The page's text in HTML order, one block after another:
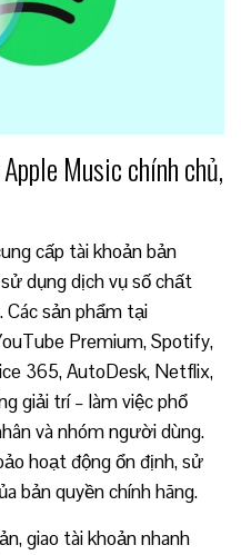
Music chính chủ,
cấp tài khoản bản
dụng dịch vụ số chất
sản phẩm tại
Premium, Spotify,
365, AutoDesk, Netflix,
giải trí – làm việc phổ
và nhóm người dùng.
hoạt động ổn định, sử
bản quyền chính hãng.
giao tài khoản nhanh